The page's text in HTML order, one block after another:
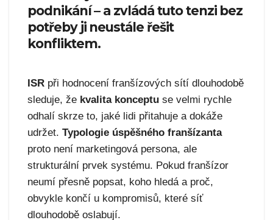
podnikání – a zvládá tuto tenzi bez
potřeby ji neustále řešit
konfliktem.
ISR při hodnocení franšízových sítí dlouhodobě
sleduje, že kvalita konceptu se velmi rychle
odhalí skrze to, jaké lidi přitahuje a dokáže
udržet. Typologie úspěšného franšízanta
proto není marketingová persona, ale
strukturální prvek systému. Pokud franšízor
neumí přesně popsat, koho hledá a proč,
obvykle končí u kompromisů, které síť
dlouhodobě oslabují.